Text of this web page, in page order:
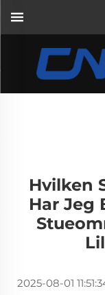
Hvilken
Har Jeg
2025-08-01